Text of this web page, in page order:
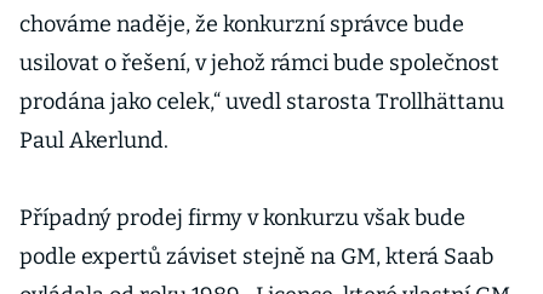
chováme naděje, že konkurzní správce bude
usilovat o řešení, v jehož rámci bude společnost
prodána jako celek,“ uvedl starosta Trollhättanu
Paul Akerlund.
Případný prodej firmy v konkurzu však bude
podle expertů záviset stejně na GM, která Saab